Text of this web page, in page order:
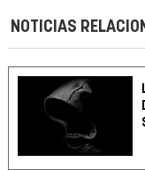
NOTICIAS